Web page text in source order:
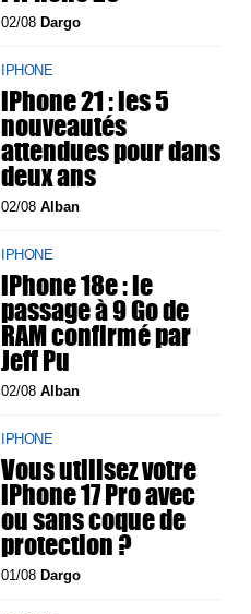
02/08 Dargo
IPHONE
iPhone 21 : les 5
nouveautés
attendues pour dans
deux ans
02/08Alban
IPHONE
iPhone 18e : le
passage à 9 Go de
RAM confirmé par
Jeff Pu
02/08Alban
IPHONE
Vous utilisez votre
iPhone 17 Pro avec
ou sans coque de
protection ?
01/08 Dargo